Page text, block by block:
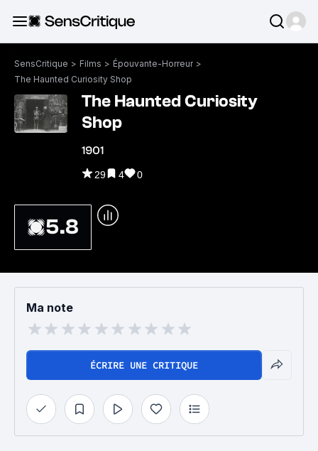
SensCritique > Films > Épouvante-Horreur >
The Haunted Curiosity Shop
The Haunted Curiosity
Shop
1901
29 4 0
5.8
Ma note
ÉCRIRE UNE CRITIQUE